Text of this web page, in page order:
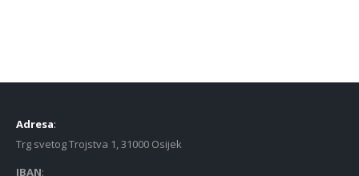
Adresa:
Trg svetog Trojstva 1, 31000 Osijek
IBAN: